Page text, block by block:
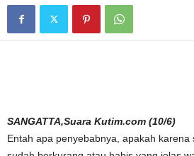
SANGATTA,Suara Kutim.com (10/6)
Entah apa penyebabnya, apakah karena